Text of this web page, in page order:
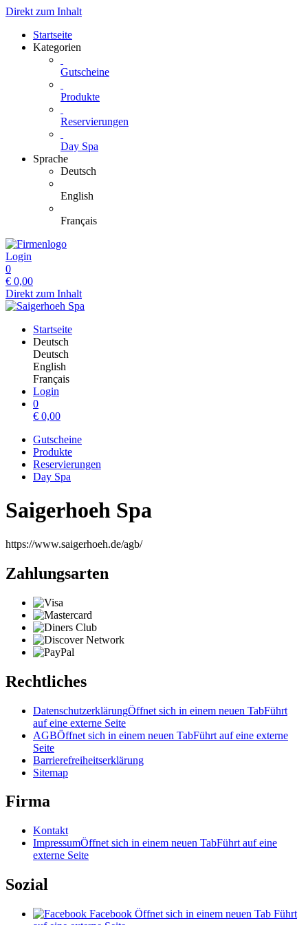
Direkt zum Inhalt
Startseite
Kategorien
Gutscheine
Produkte
Reservierungen
Day Spa
Sprache
Deutsch
English
Français
Login
0
€ 0,00
Direkt zum Inhalt
Startseite
Deutsch
Deutsch
English
Français
Login
0
€ 0,00
Gutscheine
Produkte
Reservierungen
Day Spa
Saigerhoeh Spa
https://www.saigerhoeh.de/agb/
Zahlungsarten
Rechtliches
DatenschutzerklärungÖffnet sich in einem neuen TabFührt
auf eine externe Seite
AGBÖffnet sich in einem neuen TabFührt auf eine externe
Seite
Barrierefreiheitserklärung
Sitemap
Firma
Kontakt
ImpressumÖffnet sich in einem neuen TabFührt auf eine
externe Seite
Sozial
Facebook Öffnet sich in einem neuen Tab Führt